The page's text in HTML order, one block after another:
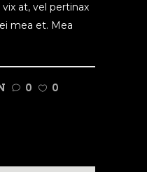
at, vel pertinax
mea et. Mea
0
0